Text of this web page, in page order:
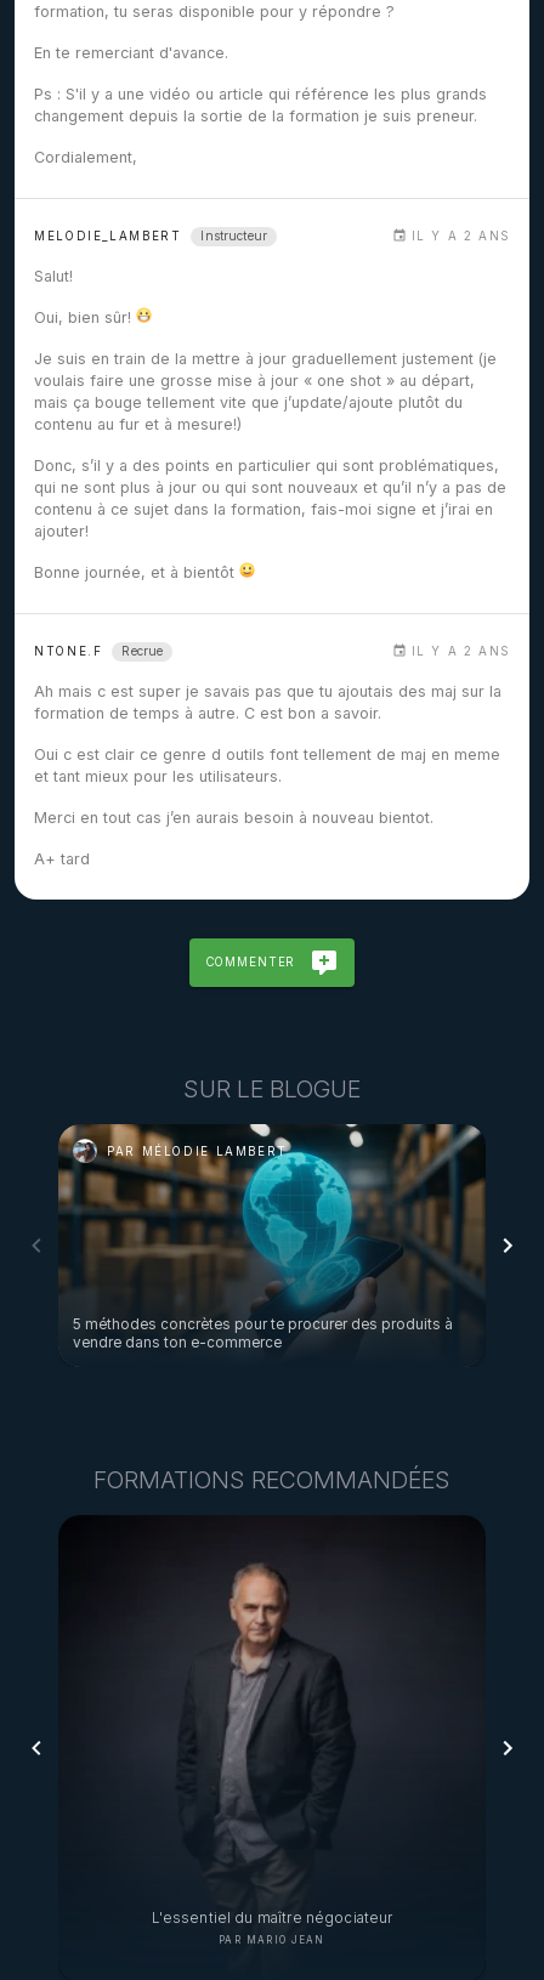
formation, tu seras disponible pour y répondre ?
En te remerciant d'avance.
Ps : S'il y a une vidéo ou article qui référence les plus grands
changement depuis la sortie de la formation je suis preneur.
Cordialement,
MELODIE_LAMBERT Instructeur IL Y A 2 ANS
Salut!
Oui, bien sûr!
Je suis en train de la mettre à jour graduellement justement (je
voulais faire une grosse mise à jour « one shot » au départ,
mais ça bouge tellement vite que j’update/ajoute plutôt du
contenu au fur et à mesure!)
Donc, s’il y a des points en particulier qui sont problématiques,
qui ne sont plus à jour ou qui sont nouveaux et qu’il n’y a pas de
contenu à ce sujet dans la formation, fais-moi signe et j’irai en
ajouter!
Bonne journée, et à bientôt
NTONE.F Recrue IL Y A 2 ANS
Ah mais c est super je savais pas que tu ajoutais des maj sur la
formation de temps à autre. C est bon a savoir.
Oui c est clair ce genre d outils font tellement de maj en meme
et tant mieux pour les utilisateurs.
Merci en tout cas j’en aurais besoin à nouveau bientot.
A+ tard
COMMENTER
SUR LE BLOGUE
PAR MÉLODIE LAMBERT
5 méthodes concrètes pour te procurer des produits à
vendre dans ton e-commerce
FORMATIONS RECOMMANDÉES
L'essentiel du maître négociateur
PAR MARIO JEAN